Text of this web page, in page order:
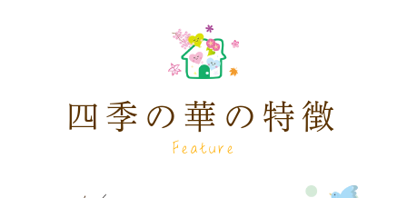
令和8年6月11日 ご家族専用ページを更
新しました。
四季の華の特徴
Feature